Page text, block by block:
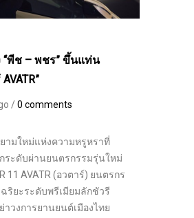
“พีช – พชร” ขึ้นแท่น
/0 comments
ามใหม่แห่งความหรูหราที่
ระดับผ่านยนตรกรรมรุ่นใหม่
11 AVATR (อวตาร์) ยนตรกร
ริยะระดับพรีเมียมลักชัวรี
าวงการยานยนต์เมืองไทย